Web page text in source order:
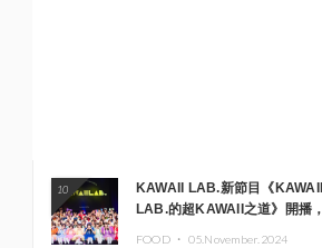
10
KAWAII LAB.新節目《KAWAII
LAB.的超KAWAII之道》開播，
FOOD ・ 05.November.2024